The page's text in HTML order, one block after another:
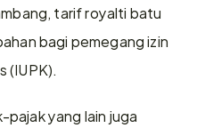
tarif royalti batu
bagi pemegang izin
(IUPK).
yang lain juga